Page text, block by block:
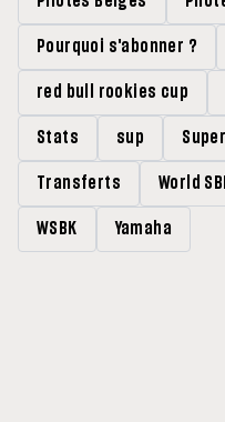
Pourquoi s'abonner ?
red bull rookies cup
Stats sup
Transferts World
WSBK Yamaha